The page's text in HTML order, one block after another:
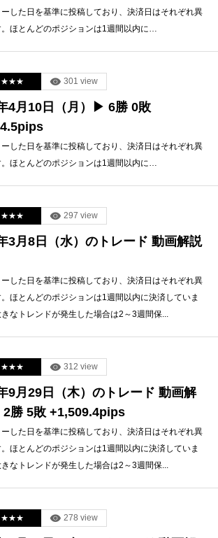
した日を基準に投稿しており、決済日はそれぞれ異
ほとんどのポジションは1週間以内に…
301 view
4月10日（月）▶ 6勝 0敗
した日を基準に投稿しており、決済日はそれぞれ異
ほとんどのポジションは1週間以内に…
297 view
3月8日（水）のトレード 動画解説
した日を基準に投稿しており、決済日はそれぞれ異
ほとんどのポジションは1週間以内に決済していま
なトレンドが発生した場合は2～3週間保...
312 view
9月29日（木）のトレード 動画解
2勝 5敗 +1,509.4pips
した日を基準に投稿しており、決済日はそれぞれ異
ほとんどのポジションは1週間以内に決済していま
なトレンドが発生した場合は2～3週間保...
278 view